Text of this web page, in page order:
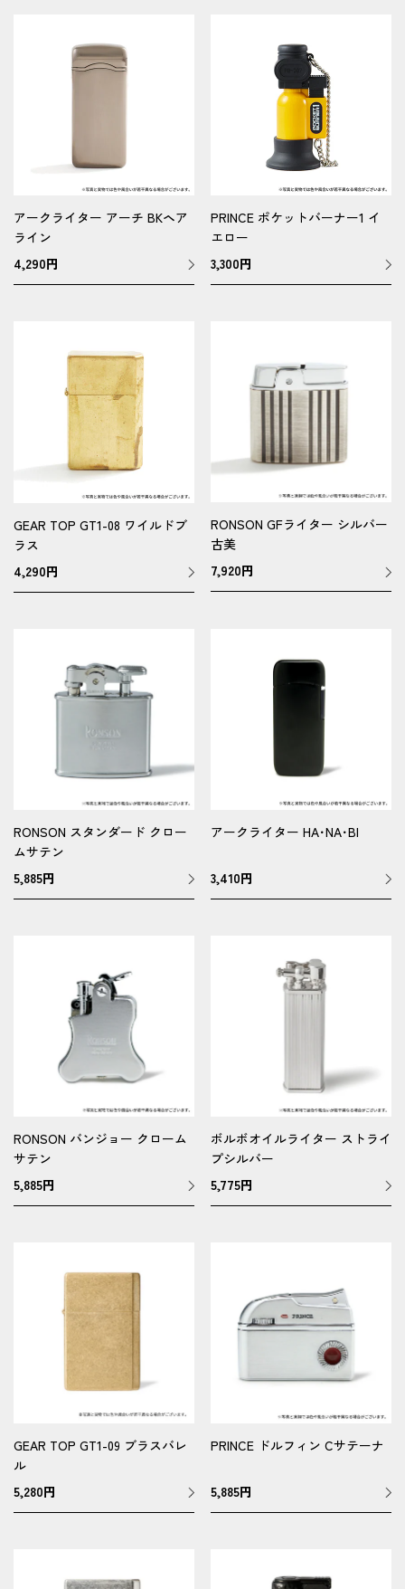
アークライター アーチ BKヘア
ライン
4,290円
PRINCE ポケットバーナー1 イ
エロー
3,300円
GEAR TOP GT1-08 ワイルドブ
ラス
4,290円
RONSON GFライター シルバー
古美
7,920円
RONSON スタンダード クロー
ムサテン
5,885円
アークライター HA･NA･BI
3,410円
RONSON バンジョー クローム
サテン
5,885円
ボルボオイルライター ストライ
プシルバー
5,775円
GEAR TOP GT1-09 ブラスバレ
ル
5,280円
PRINCE ドルフィン Cサテーナ
5,885円